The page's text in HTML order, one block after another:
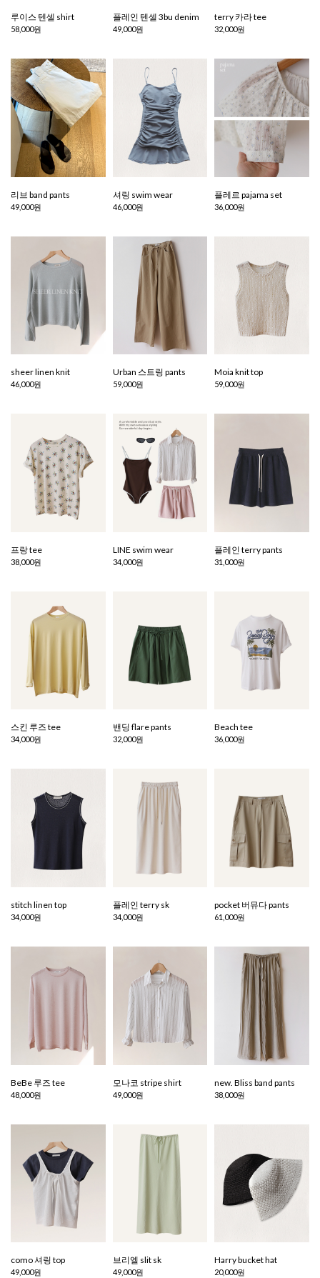
루이스 텐셀 shirt
58,000원
플레인 텐셀 3bu denim
49,000원
terry 카라 tee
32,000원
리브 band pants
49,000원
셔링 swim wear
46,000원
플레르 pajama set
36,000원
sheer linen knit
46,000원
Urban 스트링 pants
59,000원
Moia knit top
59,000원
프랑 tee
38,000원
LINE swim wear
34,000원
플레인 terry pants
31,000원
스킨 루즈 tee
34,000원
밴딩 flare pants
32,000원
Beach tee
36,000원
stitch linen top
34,000원
플레인 terry sk
34,000원
pocket 버뮤다 pants
61,000원
BeBe 루즈 tee
48,000원
모나코 stripe shirt
49,000원
new. Bliss band pants
38,000원
como 셔링 top
49,000원
브리엘 slit sk
49,000원
Harry bucket hat
20,000원